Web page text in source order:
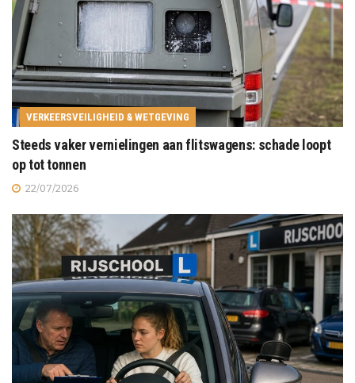
VERKEERSVEILIGHEID & WETGEVING
Steeds vaker vernielingen aan flitswagens: schade loopt
op tot tonnen
22/07/2026